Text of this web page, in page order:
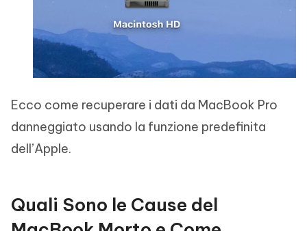
Ecco come recuperare i dati da MacBook Pro
danneggiato usando la funzione predefinita
dell’Apple.
Quali Sono le Cause del